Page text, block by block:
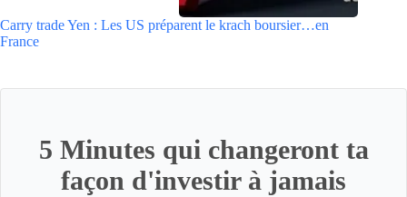
Carry trade Yen : Les US préparent le krach boursier…en
France
5 Minutes qui changeront ta
façon d'investir à jamais